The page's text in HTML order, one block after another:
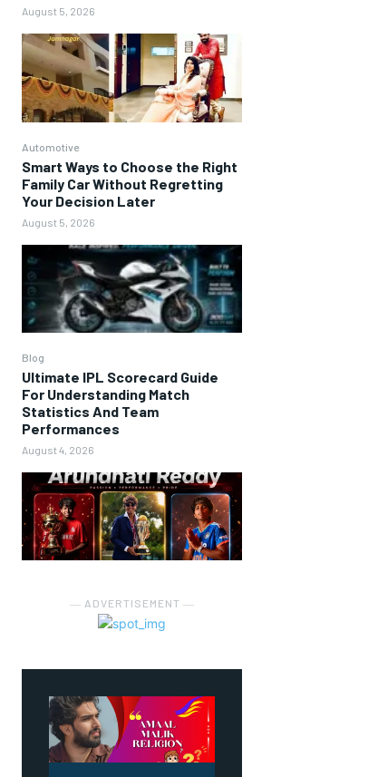
August 5, 2026
Automotive
Smart Ways to Choose the Right
Family Car Without Regretting
Your Decision Later
August 5, 2026
Blog
Ultimate IPL Scorecard Guide
For Understanding Match
Statistics And Team
Performances
August 4, 2026
― ADVERTISEMENT ―